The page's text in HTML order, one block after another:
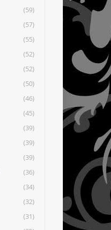
(59)
(57)
(55)
(52)
(52)
(50)
(46)
(45)
(39)
(39)
(39)
(36)
(34)
(32)
(31)